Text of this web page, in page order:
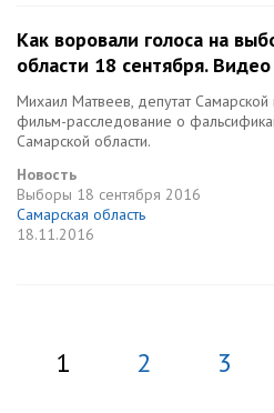
Как воровали голоса на
области 18 сентября. Видео
Михаил Матвеев, депутат
фильм-расследование о
Самарской области.
Новость
Выборы 18 сентября 2016
Самарская область
18.11.2016
1 2 3